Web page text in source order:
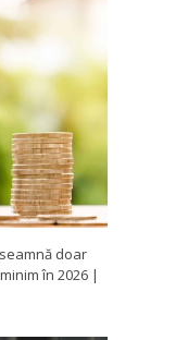
doar
în 2026 |